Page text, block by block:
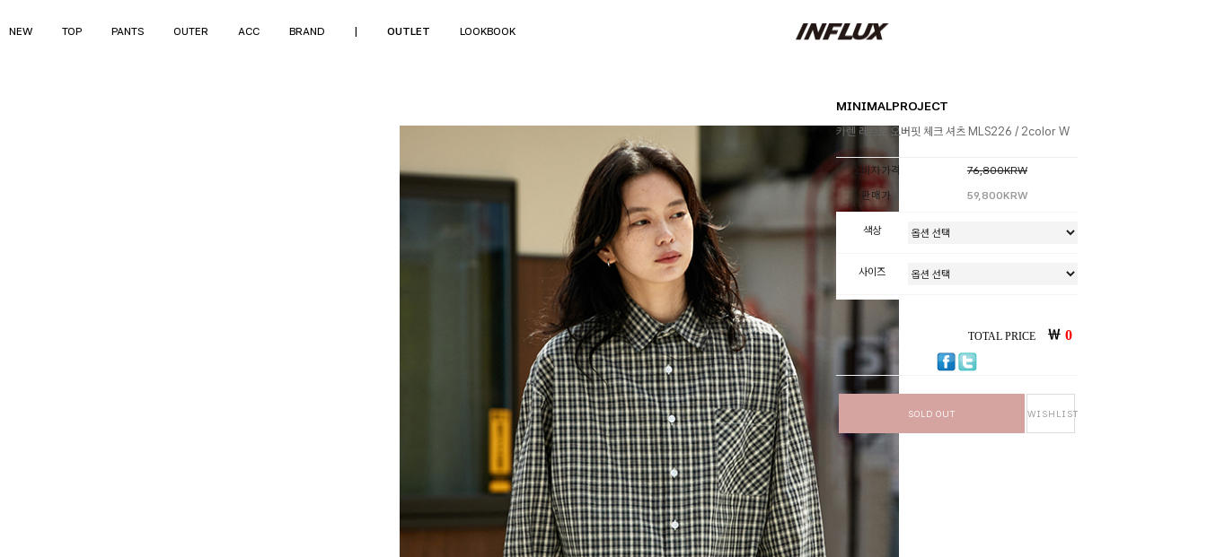
NEW TOP PANTS OUTER ACC BRAND OUTLET LOOKBOOK
MINIMALPROJECT
카렌 레트로 오버핏 체크 셔츠 MLS226 / 2color W
소비자가격
76,800KRW
판매가
59,800KRW
색상
사이즈
TOTAL PRICE ￦ 0
SOLD OUT WISHLIST